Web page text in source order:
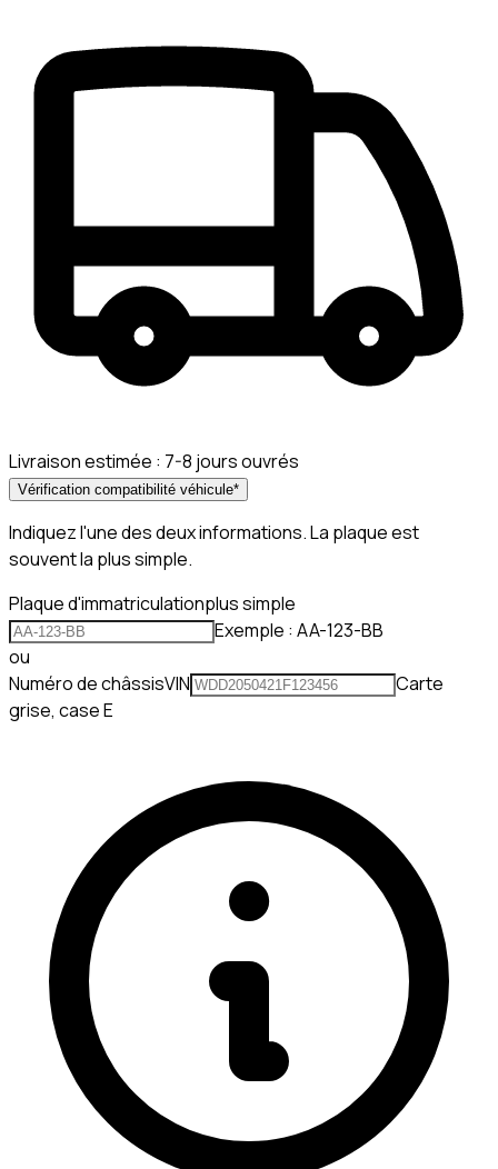
Livraison estimée : 7-8 jours ouvrés
Vérification compatibilité véhicule*
Indiquez l'une des deux informations. La plaque est
souvent la plus simple.
Plaque d'immatriculationplus simple
Exemple : AA-123-BB
ou
Numéro de châssisVIN
Carte
grise, case E